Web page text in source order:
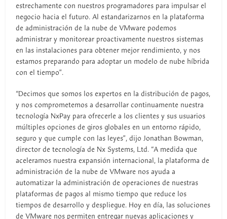
estrechamente con nuestros programadores para impulsar el
negocio hacia el futuro. Al estandarizarnos en la plataforma
de administración de la nube de VMware podemos
administrar y monitorear proactivamente nuestros sistemas
en las instalaciones para obtener mejor rendimiento, y nos
estamos preparando para adoptar un modelo de nube híbrida
con el tiempo”.
“Decimos que somos los expertos en la distribución de pagos,
y nos comprometemos a desarrollar continuamente nuestra
tecnología NxPay para ofrecerle a los clientes y sus usuarios
múltiples opciones de giros globales en un entorno rápido,
seguro y que cumple con las leyes”, dijo Jonathan Bowman,
director de tecnología de Nx Systems, Ltd. “A medida que
aceleramos nuestra expansión internacional, la plataforma de
administración de la nube de VMware nos ayuda a
automatizar la administración de operaciones de nuestras
plataformas de pagos al mismo tiempo que reduce los
tiempos de desarrollo y despliegue. Hoy en día, las soluciones
de VMware nos permiten entregar nuevas aplicaciones y